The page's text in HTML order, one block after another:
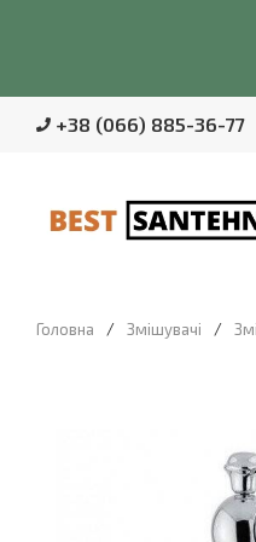
+38 (066) 885-36-77
Головна / Змішувачі /